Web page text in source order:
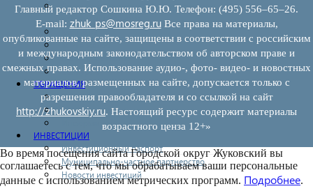
Совет по развитию и поддержке малого и среднего
предпринимательства
Контакты
Книга жалоб
Законодательство
Конкурсы
ОБРАЩЕНИЯ
Обращения граждан
Графики личного приема граждан
Информация
ИНВЕСТИЦИИ
Инвестиционный паспорт
Муниципально-частное партнерство
Новости инвестиций
Главный редактор Сошкина Ю.Ю. Телефон: (495) 556–65–26.
E‑mail: zhuk_ps@mosreg.ruВсе права на материалы,
опубликованные на сайте, защищены в соответствии с российским
и международным законодательством об авторском праве и
смежных правах. Использование аудио-, фото- видео- и новостных
материалов, размещенных на сайте, допускается только с
разрешения правообладателя и со ссылкой на сайт
http://zhukovskiy.ru. Настоящий ресурс содержит материалы
возрастного ценза 12+»
Во время посещения сайта Городской округ Жуковский вы
соглашаетесь с тем, что мы обрабатываем ваши персональные
данные с использованием метрических программ. Подробнее.